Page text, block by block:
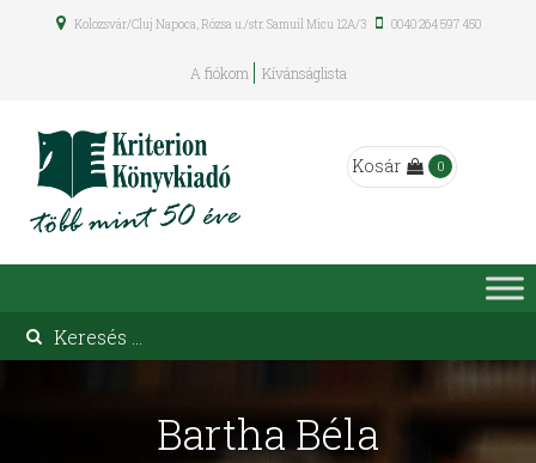
Kolozsvár/Cluj Napoca, Rózsa u./str. Samuil Micu 12A/3 0040 264 597 450
A fiókom Kívánságlista
Kosár 0
Bartha Béla